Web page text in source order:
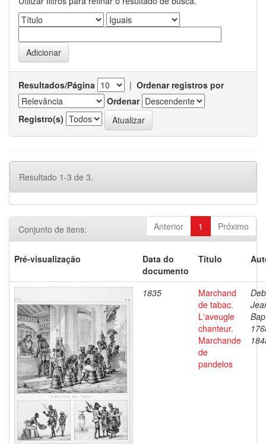
Resultados/Página | Ordenar registros por
Ordenar
Registro(s)
Resultado 1-3 de 3.
Anterior 1 Próximo
Conjunto de itens:
Pré-visualização
Data do
documento
Título
1835
Marchand
de tabac.
L'aveugle
chanteur.
Marchande
de
pandelos